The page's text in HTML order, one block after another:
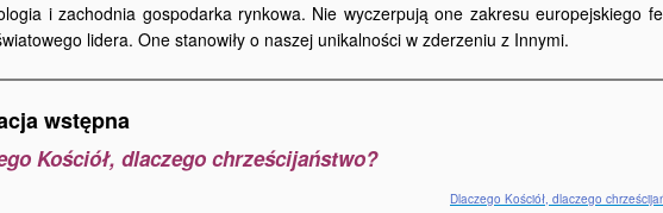
i zachodnia gospodarka rynkowa. Nie wyczerpują one zakresu europejskiego
lidera. One stanowiły o naszej unikalności w zderzeniu z Innymi.
wstępna
Kościół, dlaczego chrześcijaństwo?
Dlaczego Kościół, dlaczego